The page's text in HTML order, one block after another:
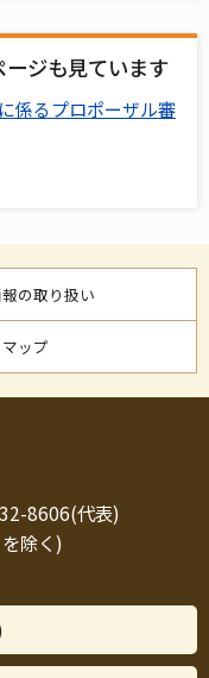
ジも見ています
係るプロポーザル審
の取り扱い
ップ
8606(代表)
除く)